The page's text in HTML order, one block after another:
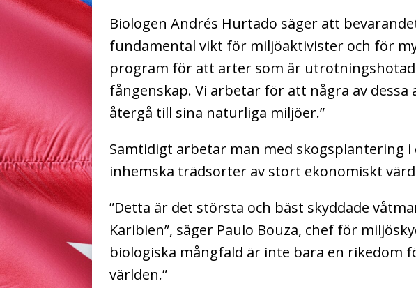
Biologen Andrés Hurtado säger att
fundamental vikt för miljöaktivister och för
program för att arter som är
fångenskap. Vi arbetar för att några av dessa
återgå till sina naturliga miljöer.”
Samtidigt arbetar man med skogsplantering
inhemska trädsorter av stort ekonomiskt
”Detta är det största och bäst skyddade
Karibien”, säger Paulo Bouza, chef för
biologiska mångfald är inte bara en rikedom
världen.”